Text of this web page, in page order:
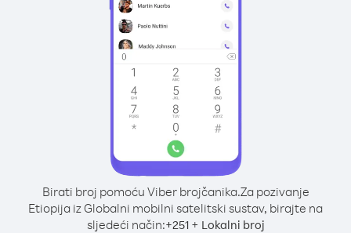
Birati broj pomoću Viber brojčanika.Za pozivanje
Etiopija iz Globalni mobilni satelitski sustav, birajte na
sljedeći način:+251+ Lokalni broj